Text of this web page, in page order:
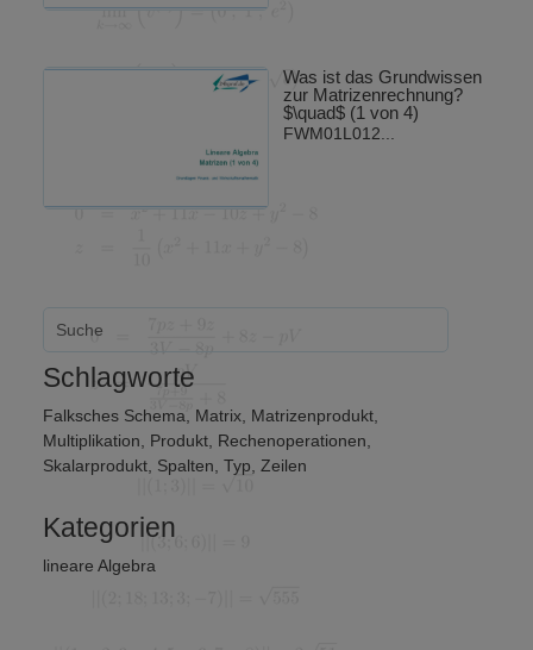
Was ist das Grundwissen
zur Matrizenrechnung?
$\quad$ (1 von 4)
FWM01L012...
Schlagworte
Falksches Schema Matrix, Matrizenprodukt,
Multiplikation
Produkt, Rechenoperationen
Skalarprodukt, Spalten Typ Zeilen
Kategorien
lineare Algebra